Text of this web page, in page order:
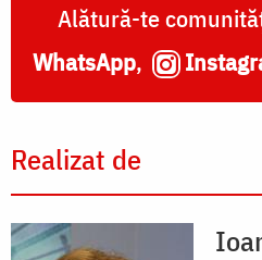
Alătură-te
WhatsApp,
Realizat de